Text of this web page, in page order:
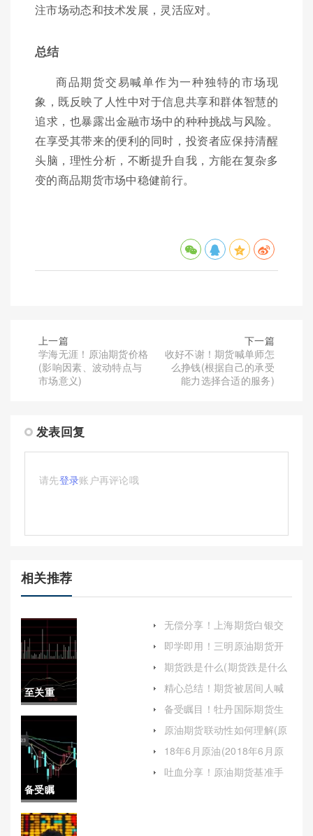
注市场动态和技术发展，灵活应对。
总结
商品期货交易喊单作为一种独特的市场现
象，既反映了人性中对于信息共享和群体智慧的
追求，也暴露出金融市场中的种种挑战与风险。
在享受其带来的便利的同时，投资者应保持清醒
头脑，理性分析，不断提升自我，方能在复杂多
变的商品期货市场中稳健前行。
上一篇
学海无涯！原油期货价格
(影响因素、波动特点与
市场意义)
下一篇
收好不谢！期货喊单师怎
么挣钱(根据自己的承受
能力选择合适的服务)
发表回复
请先登录账户再评论哦
相关推荐
至关重
要！期货
原油直播
室喊单(外
盘直播间
原油喊单)
备受瞩
目！重庆
无偿分享！上海期货白银交
是提高投资能力的关键）
即学即用！三明原油期货开
性和稳定性）
期货跌是什么(期货跌是什么
精心总结！期货被居间人喊
赔偿标准)
备受瞩目！牡丹国际期货生
原油期货联动性如何理解(原
概念)
18年6月原油(2018年6月原
吐血分享！原油期货基准手